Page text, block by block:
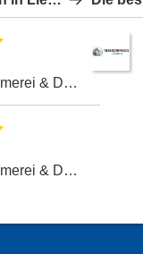
Müller Bau Zimmerei & Dachdeckerarbeiten
Müller Bau Zimmerei & Dachdecker